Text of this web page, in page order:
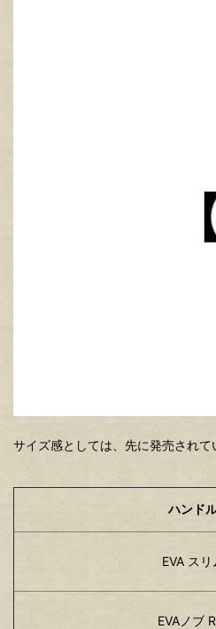
サイズ感としては、先に発売されて
ハンド
EVA ス
EVAノブ